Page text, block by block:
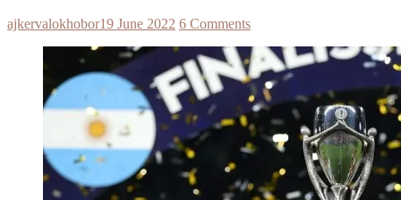
ajkervalokhobor19 June 2022 6 Comments